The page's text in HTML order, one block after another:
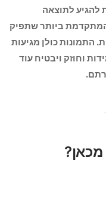
להגיע לתוצאה
ביותר שתפיק
התמונות כולן מגיעות
וחוזק ויבטיח עוד